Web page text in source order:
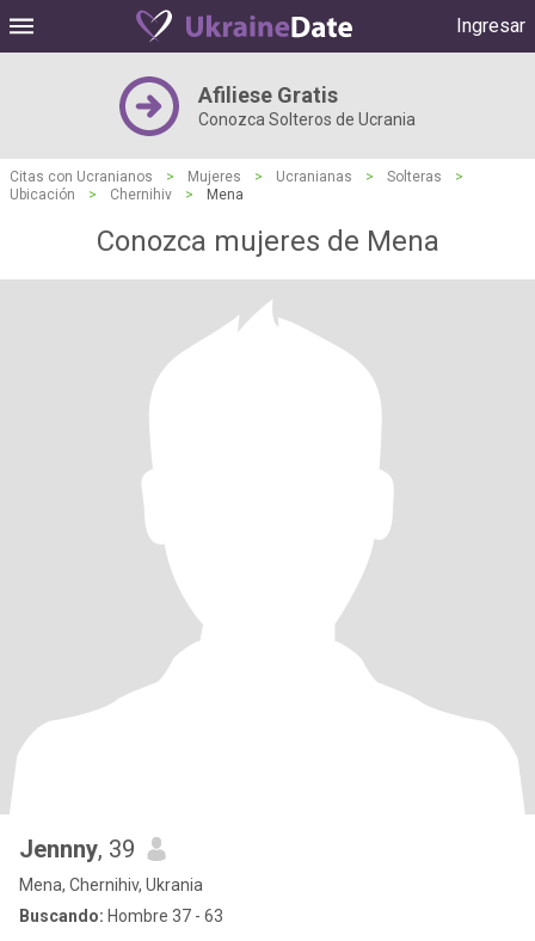
Ingresar
Afiliese Gratis
Conozca Solteros de Ucrania
Citas con Ucranianos > Mujeres > Ucranianas > Solteras
>
Ubicación
> Chernihiv > Mena
Conozca mujeres de Mena
Jennny, 39
Mena, Chernihiv, Ukrania
Buscando: Hombre 37 - 63